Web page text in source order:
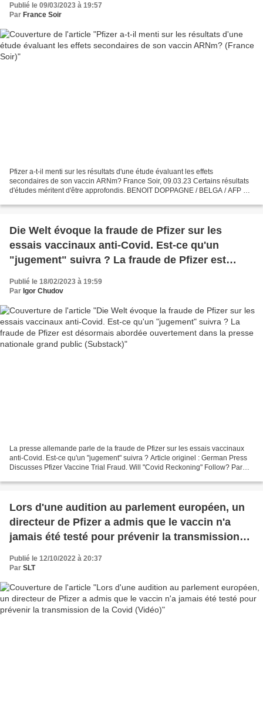
Publié le 09/03/2023 à 19:57
Par France Soir
Pfizer a-t-il menti sur les résultats d'une étude évaluant les effets
secondaires de son vaccin ARNm? France Soir, 09.03.23 Certains résultats
d'études méritent d'être approfondis. BENOIT DOPPAGNE / BELGA / AFP Le
Die Welt évoque la fraude de Pfizer sur les
essais vaccinaux anti-Covid. Est-ce qu'un
"jugement" suivra ? La fraude de Pfizer est
désormais abordée ouvertement dans la presse
nationale grand public (Substack)
Publié le 18/02/2023 à 19:59
Par Igor Chudov
La presse allemande parle de la fraude de Pfizer sur les essais vaccinaux
anti-Covid. Est-ce qu'un "jugement" suivra ? Article originel : German Press
Discusses Pfizer Vaccine Trial Fraud. Will "Covid Reckoning" Follow? Par
Lors d'une audition au parlement européen, un
directeur de Pfizer a admis que le vaccin n'a
jamais été testé pour prévenir la transmission
Publié le 12/10/2022 à 20:37
Par SLT